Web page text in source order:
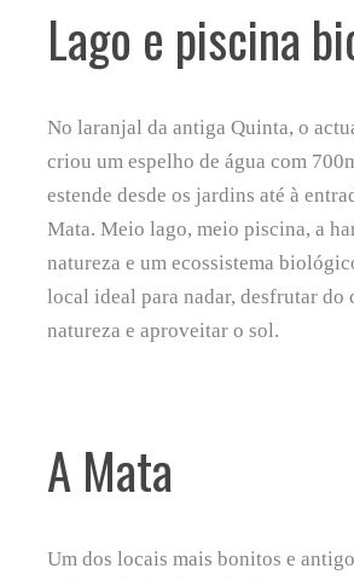
Lago e piscina
No laranjal da antiga Quinta, o
criou um espelho de água com
estende desde os jardins até à
Mata. Meio lago, meio piscina, a
natureza e um ecossistema
local ideal para nadar, desfrutar do
natureza e aproveitar o sol.
A Mata
Um dos locais mais bonitos e